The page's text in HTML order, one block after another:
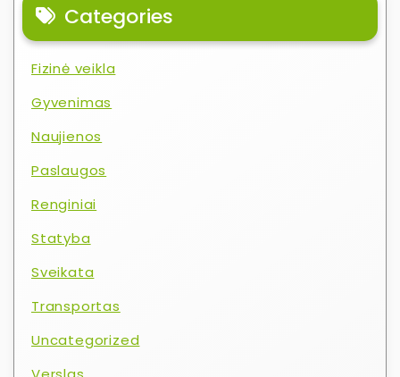
Categories
Fizinė veikla
Gyvenimas
Naujienos
Paslaugos
Renginiai
Statyba
Sveikata
Transportas
Uncategorized